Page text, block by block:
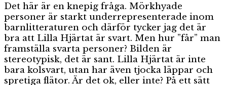
Det här är en knepig fråga. Mörkhyade
personer är starkt underrepresenterade inom
barnlitteraturen och därför tycker jag det är
bra att Lilla Hjärtat är svart. Men hur ”får” man
framställa svarta personer? Bilden är
stereotypisk, det är sant. Lilla Hjärtat är inte
bara kolsvart, utan har även tjocka läppar och
spretiga flätor. Är det ok, eller inte? På ett sätt